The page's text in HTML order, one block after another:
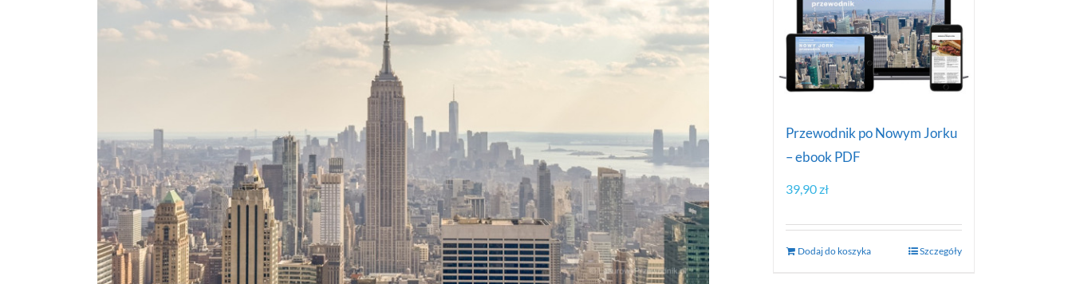
obrazek
Przewodnik po Nowym Jorku
– ebook PDF
39,90zł
Dodaj do koszyka Szczegóły